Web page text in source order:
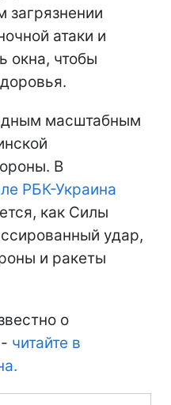
загрязнении
атаки и
окна, чтобы
масштабным
В
РБК-Украина
как Силы
удар,
и ракеты
о
читайте в